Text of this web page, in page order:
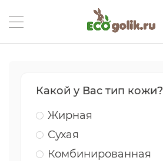
Какой у Вас тип кожи?
Жирная
Сухая
Комбинированная